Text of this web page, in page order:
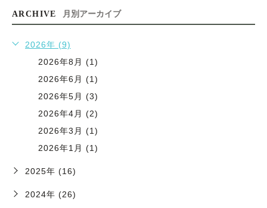
ARCHIVE 月別アーカイブ
2026年 (9)
2026年8月 (1)
2026年6月 (1)
2026年5月 (3)
2026年4月 (2)
2026年3月 (1)
2026年1月 (1)
2025年 (16)
2024年 (26)